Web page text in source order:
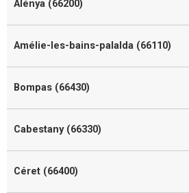
Alénya (66200)
Amélie-les-bains-palalda (66110)
Bompas (66430)
Cabestany (66330)
Céret (66400)